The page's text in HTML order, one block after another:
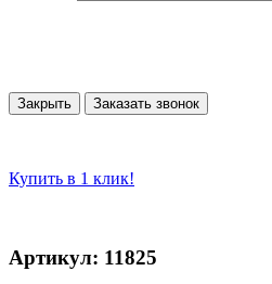
Закрыть Заказать звонок
Купить в 1 клик!
Артикул: 11825